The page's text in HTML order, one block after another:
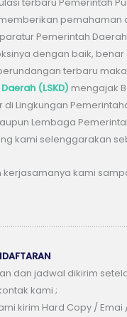
pemahaman
Pemerintah
dengan baik, benar
terbaru
(LSKD) mengajak
Lingkungan
Lembaga
kami selenggarakan
kerjasamanya kami
dan jadwal dikirim
kami ;
kirim Hard Copy / Emai